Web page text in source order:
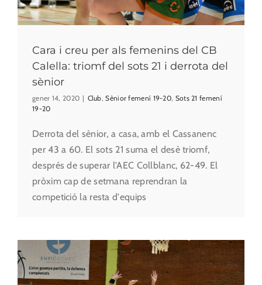
Cara i creu per als femenins del CB
Calella: triomf del sots 21 i derrota del
sènior
gener 14, 2020 | Club,Sènior femení 19-20, Sots 21 femení
19-20
Derrota del sènior, a casa, amb el Cassanenc
per 43 a 60. El sots 21 suma el desè triomf,
després de superar l'AEC Collblanc, 62-49. El
pròxim cap de setmana reprendran la
competició la resta d'equips